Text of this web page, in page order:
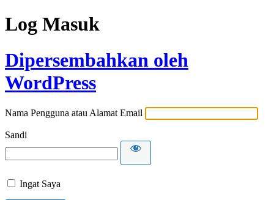
Log Masuk
Dipersembahkan oleh
WordPress
Nama Pengguna atau Alamat Email
Sandi
Ingat Saya